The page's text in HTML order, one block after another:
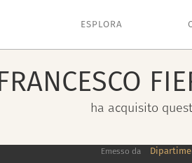
ESPLORA
ha acquisito
Emesso da